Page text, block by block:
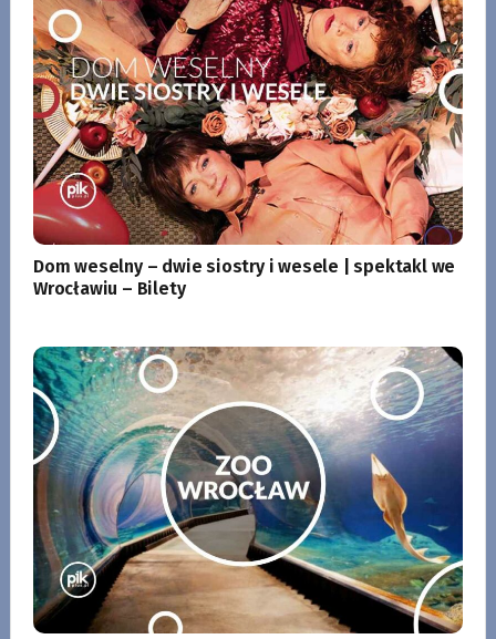
Dom weselny – dwie siostry i wesele | spektakl we
Wrocławiu – Bilety